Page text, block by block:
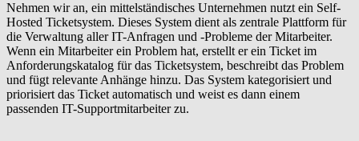
Nehmen wir an, ein mittelständisches Unternehmen nutzt ein Self-
Hosted Ticketsystem. Dieses System dient als zentrale Plattform für
die Verwaltung aller IT-Anfragen und -Probleme der Mitarbeiter.
Wenn ein Mitarbeiter ein Problem hat, erstellt er ein Ticket im
Anforderungskatalog für das Ticketsystem, beschreibt das Problem
und fügt relevante Anhänge hinzu. Das System kategorisiert und
priorisiert das Ticket automatisch und weist es dann einem
passenden IT-Supportmitarbeiter zu.